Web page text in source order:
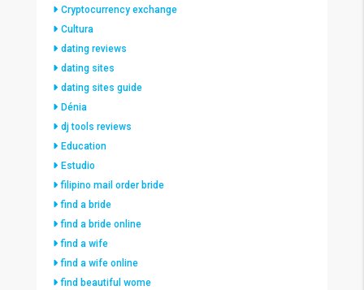
Cryptocurrency exchange
Cultura
dating reviews
dating sites
dating sites guide
Dénia
dj tools reviews
Education
Estudio
filipino mail order bride
find a bride
find a bride online
find a wife
find a wife online
find beautiful wome